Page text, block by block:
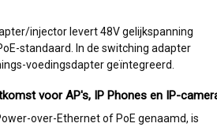
injector levert 48V gelijkspanning
standaard. In de switching adapter
voedingsdapter geïntegreerd.
voor AP's, IP Phones en IP-
over-Ethernet of PoE genaamd, is